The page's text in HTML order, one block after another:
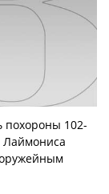
похороны 102-
Лаймониса